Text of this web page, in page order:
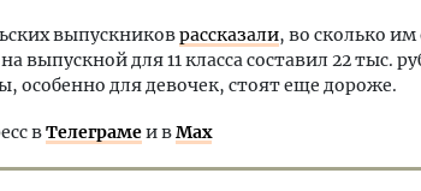
выпускниковрассказали, во сколько
выпускной для 11 класса составил 22 тыс.
особенно для девочек, стоят еще дороже.
вТелеграмеи вMax